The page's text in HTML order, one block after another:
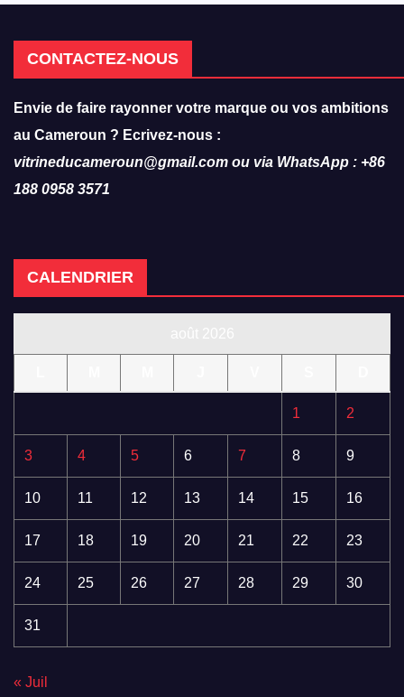
CONTACTEZ-NOUS
Envie de faire rayonner votre marque ou vos ambitions
au Cameroun ? Ecrivez-nous :
vitrineducameroun@gmail.com ou via WhatsApp : +86
188 0958 3571
CALENDRIER
1 2
3 4 5 6 7 8 9
10 11 12 13 14 15 16
17 18 19 20 21 22 23
24 25 26 27 28 29 30
31
« Juil